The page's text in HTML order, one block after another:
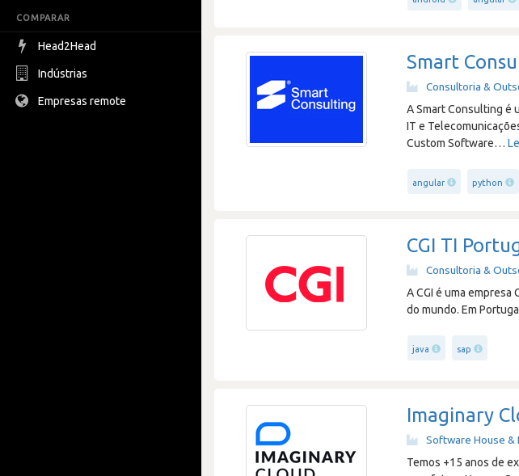
COMPARAR
Head2Head
Indústrias
Empresas remote
Smart
Consultoria &
A Smart Consulting é
IT e
Custom Software…
angular python
CGI TI
Consultoria &
A CGI é uma empresa
do mundo. Em
java sap
Imaginary
Software House &
Temos +15 anos de